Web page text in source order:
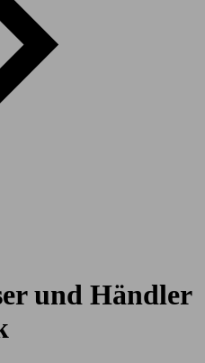
und Händler